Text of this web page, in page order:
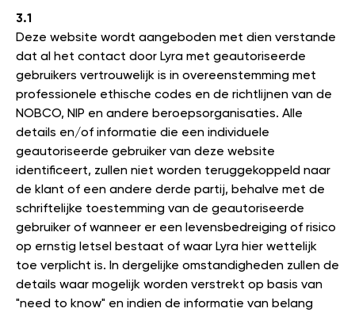
3.1
Deze website wordt aangeboden met dien verstande
dat al het contact door Lyra met geautoriseerde
gebruikers vertrouwelijk is in overeenstemming met
professionele ethische codes en de richtlijnen van de
NOBCO, NIP en andere beroepsorganisaties. Alle
details en/of informatie die een individuele
geautoriseerde gebruiker van deze website
identificeert, zullen niet worden teruggekoppeld naar
de klant of een andere derde partij, behalve met de
schriftelijke toestemming van de geautoriseerde
gebruiker of wanneer er een levensbedreiging of risico
op ernstig letsel bestaat of waar Lyra hier wettelijk
toe verplicht is. In dergelijke omstandigheden zullen de
details waar mogelijk worden verstrekt op basis van
"need to know" en indien de informatie van belang